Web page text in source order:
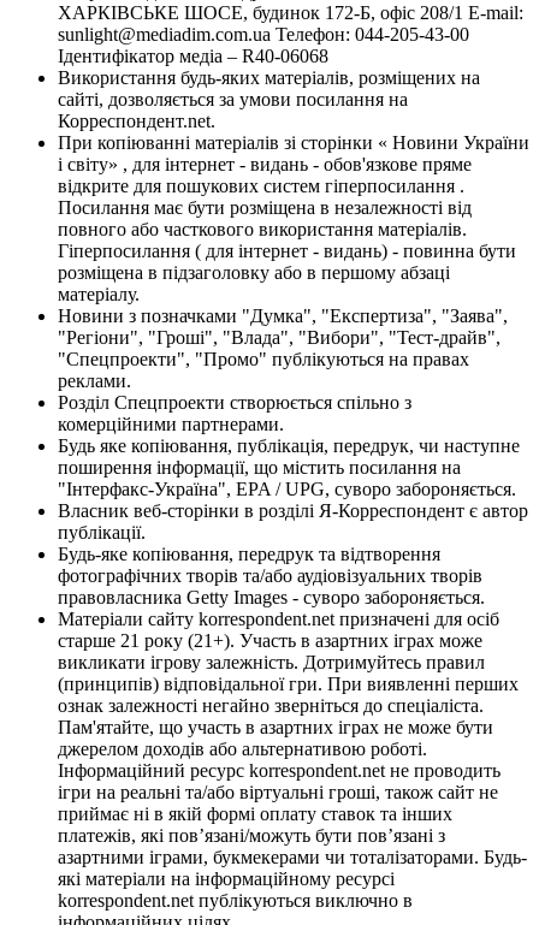
ХАРКІВСЬКЕ ШОСЕ, будинок 172-Б, офіс 208/1 E-mail:
sunlight@mediadim.com.ua Телефон: 044-205-43-00
Ідентифікатор медіа – R40-06068
Використання будь-яких матеріалів, розміщених на
сайті, дозволяється за умови посилання на
Корреспондент.net.
При копіюванні матеріалів зі сторінки « Новини України
і світу» , для інтернет - видань - обов'язкове пряме
відкрите для пошукових систем гіперпосилання .
Посилання має бути розміщена в незалежності від
повного або часткового використання матеріалів.
Гіперпосилання ( для інтернет - видань) - повинна бути
розміщена в підзаголовку або в першому абзаці
матеріалу.
Новини з позначками "Думка", "Експертиза", "Заява",
"Регіони", "Гроші", "Влада", "Вибори", "Тест-драйв",
"Спецпроекти", "Промо" публікуються на правах
реклами.
Розділ Спецпроекти створюється спільно з
комерційними партнерами.
Будь яке копіювання, публікація, передрук, чи наступне
поширення інформації, що містить посилання на
"Інтерфакс-Україна", EPA / UPG, суворо забороняється.
Власник веб-сторінки в розділі Я-Корреспондент є автор
публікації.
Будь-яке копіювання, передрук та відтворення
фотографічних творів та/або аудіовізуальних творів
правовласника Getty Images - суворо забороняється.
Матеріали сайту korrespondent.net призначені для осіб
старше 21 року (21+). Участь в азартних іграх може
викликати ігрову залежність. Дотримуйтесь правил
(принципів) відповідальної гри. При виявленні перших
ознак залежності негайно зверніться до спеціаліста.
Пам'ятайте, що участь в азартних іграх не може бути
джерелом доходів або альтернативою роботі.
Інформаційний ресурс korrespondent.net не проводить
ігри на реальні та/або віртуальні гроші, також сайт не
приймає ні в якій формі оплату ставок та інших
платежів, які пов’язані/можуть бути пов’язані з
азартними іграми, букмекерами чи тоталізаторами. Будь-
які матеріали на інформаційному ресурсі
korrespondent.net публікуються виключно в